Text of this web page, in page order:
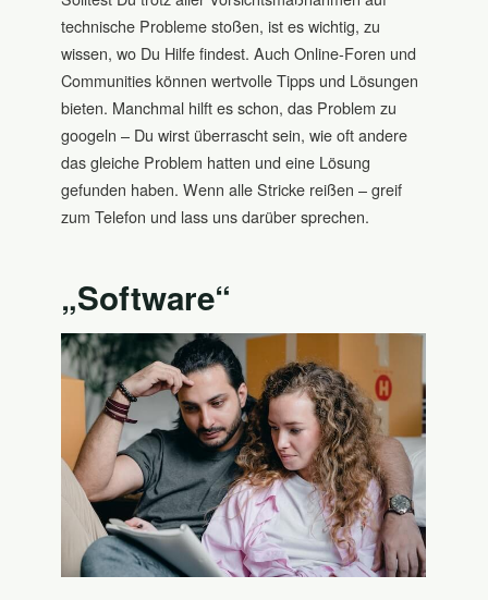
technische Probleme stoßen, ist es wichtig, zu
wissen, wo Du Hilfe findest. Auch Online-Foren und
Communities können wertvolle Tipps und Lösungen
bieten. Manchmal hilft es schon, das Problem zu
googeln – Du wirst überrascht sein, wie oft andere
das gleiche Problem hatten und eine Lösung
gefunden haben. Wenn alle Stricke reißen – greif
zum Telefon und lass uns darüber sprechen.
„Software“